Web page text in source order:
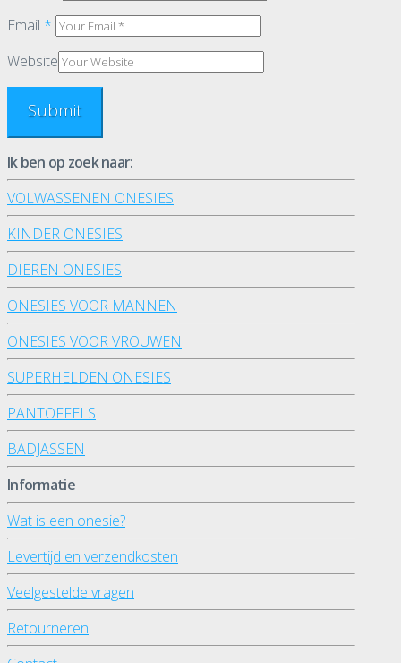
Email *
Website
Ik ben op zoek naar:
VOLWASSENEN ONESIES
KINDER ONESIES
DIEREN ONESIES
ONESIES VOOR MANNEN
ONESIES VOOR VROUWEN
SUPERHELDEN ONESIES
PANTOFFELS
BADJASSEN
Informatie
Wat is een onesie?
Levertijd en verzendkosten
Veelgestelde vragen
Retourneren